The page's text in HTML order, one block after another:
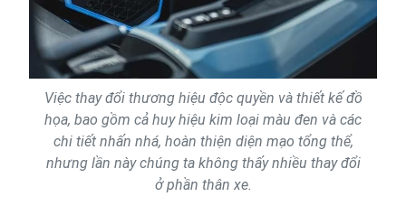
Việc thay đổi thương hiệu độc quyền và thiết kế đồ
họa, bao gồm cả huy hiệu kim loại màu đen và các
chi tiết nhấn nhá, hoàn thiện diện mạo tổng thể,
nhưng lần này chúng ta không thấy nhiều thay đổi
ở phần thân xe.